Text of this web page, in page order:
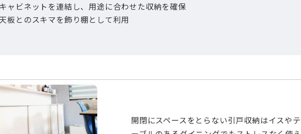
ャビネットを連結し、用途に合わせた収納を確保
板とのスキマを飾り棚として利用
開閉にスペースをとらない引戸収納はイスやテ